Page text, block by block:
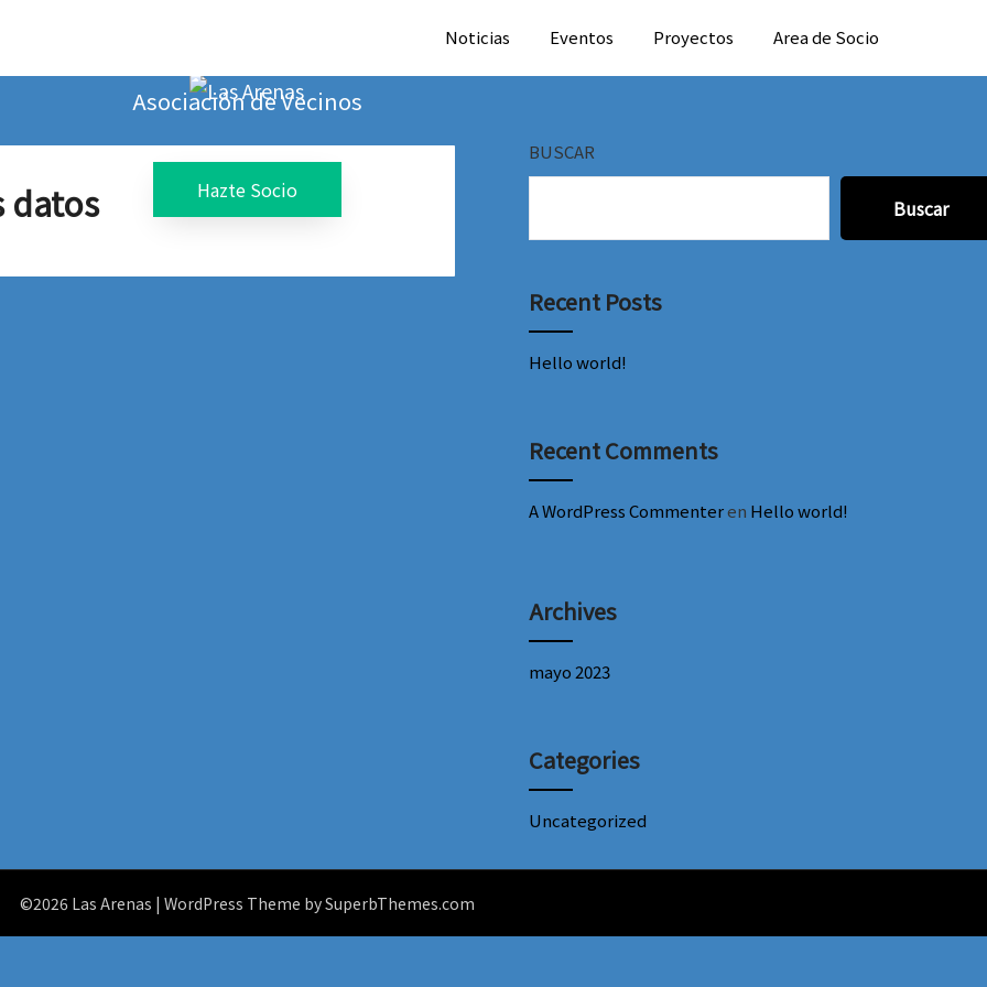
Noticias Eventos Proyectos Area de Socio
Asociación de Vecinos
Hazte Socio
datos
BUSCAR
Buscar
Recent Posts
Hello world!
Recent Comments
A WordPress Commenteren Hello world!
Archives
mayo 2023
Categories
Uncategorized
©2026 Las Arenas | WordPress Theme bySuperbThemes.com